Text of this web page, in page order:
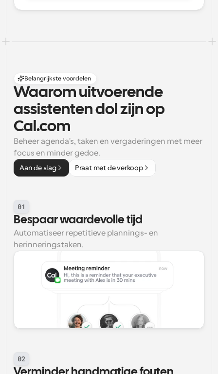
Belangrijkste voordelen
Waarom uitvoerende
assistenten dol zijn op
Cal.com
Beheer agenda's, taken en vergaderingen met meer
focus en minder gedoe.
Aan de slag Praat met de verkoop
01
Bespaar waardevolle tijd
Automatiseer repetitieve plannings- en
herinneringstaken.
02